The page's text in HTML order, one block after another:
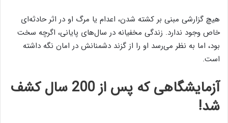
هیچ گزارشی مبنی بر کشته شدن، اعدام یا مرگ او در اثر حادثه‌ای
خاص وجود ندارد. زندگی مخفیانه در سال‌های پایانی، اگرچه سخت
بود، اما به نظر می‌رسد او را از گزند دشمنانش در امان نگه داشته
است.
آزمایشگاهی که پس از 200 سال کشف
شد!